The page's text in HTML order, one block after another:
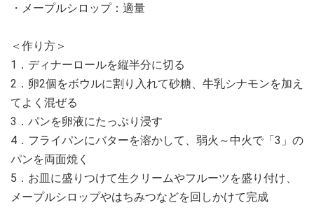
・メープルシロップ：適量
＜作り方＞
1．ディナーロールを縦半分に切る
2．卵2個をボウルに割り入れて砂糖、牛乳シナモンを加え
てよく混ぜる
3．パンを卵液にたっぷり浸す
4．フライパンにバターを溶かして、弱火～中火で「3」の
パンを両面焼く
5．お皿に盛りつけて生クリームやフルーツを盛り付け、
メープルシロップやはちみつなどを回しかけて完成